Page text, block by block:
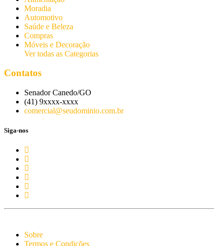
Moradia
Automotivo
Saúde e Beleza
Compras
Móveis e Decoração
Ver todas as Categorias
Contatos
Senador Canedo/GO
(41) 9xxxx-xxxx
comercial@seudominio.com.br
Siga-nos
Sobre
Termos e Condições